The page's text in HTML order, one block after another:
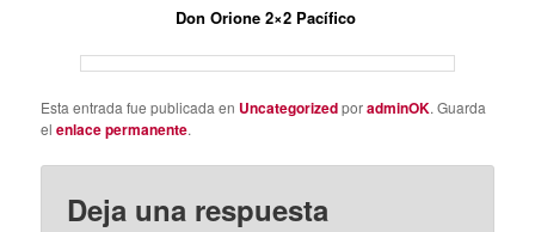
Don Orione 2×2 Pacífico
Esta entrada fue publicada en UncategorizedporadminOK. Guarda
elenlace permanente.
Deja una respuesta